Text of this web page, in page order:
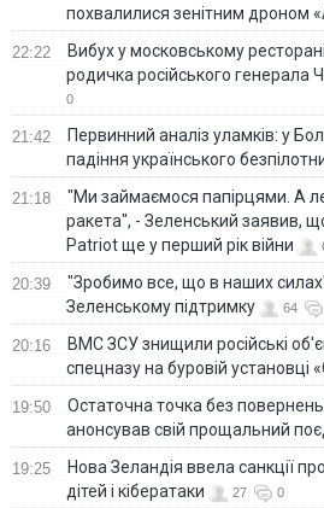
похвалилися зенітним дроном
22:22
Вибух у московському
родичка російського генерала
0
21:42
Первинний аналіз уламків: у
падіння українського
21:18
"Ми займаємося папірцями. А
ракета", - Зеленський заявив,
Patriot ще у перший рік війни
20:39
"Зробимо все, що в наших
Зеленському підтримку
64
20:16
ВМС ЗСУ знищили російські
спецназу на буровій установці
19:50
Остаточна точка без
анонсував свій прощальний
19:25
Нова Зеландія ввела санкції
дітей і кібератаки
27 0